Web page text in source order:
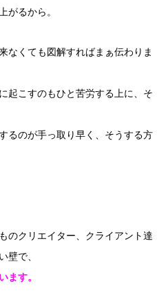
がるから。
なくても図解すればまぁ伝わりま
起こすのもひと苦労する上に、そ
るのが手っ取り早く、そうする方
のクリエイター、クライアント達
壁で、
ます。